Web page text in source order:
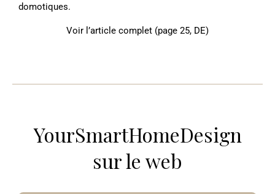
domotiques.
Voir l’article complet (page 25, DE)
YourSmartHomeDesign
sur le web